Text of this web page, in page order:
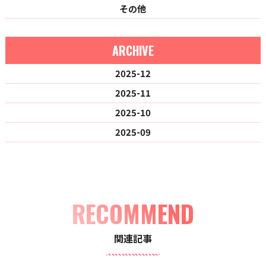
その他
ARCHIVE
2025-12
2025-11
2025-10
2025-09
RECOMMEND
関連記事